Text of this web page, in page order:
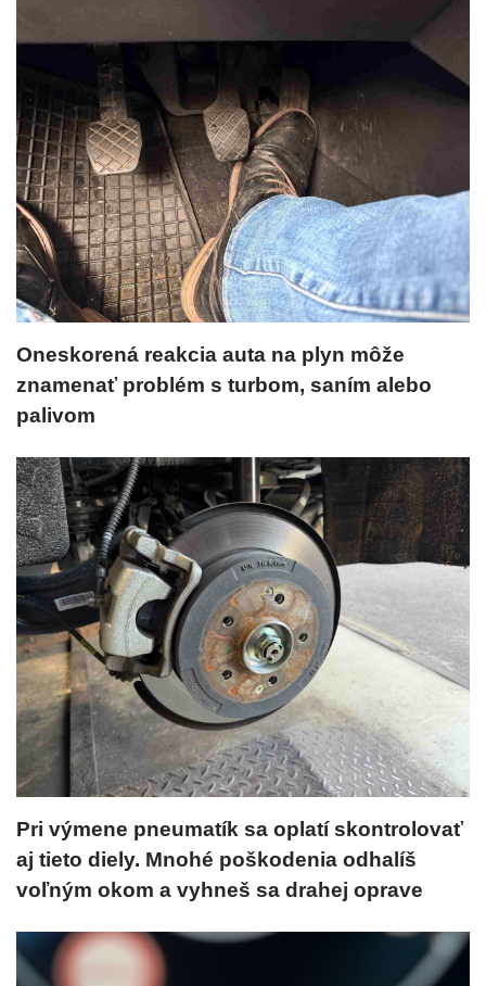
Oneskorená reakcia auta na plyn môže
znamenať problém s turbom, saním alebo
palivom
Pri výmene pneumatík sa oplatí skontrolovať
aj tieto diely. Mnohé poškodenia odhalíš
voľným okom a vyhneš sa drahej oprave